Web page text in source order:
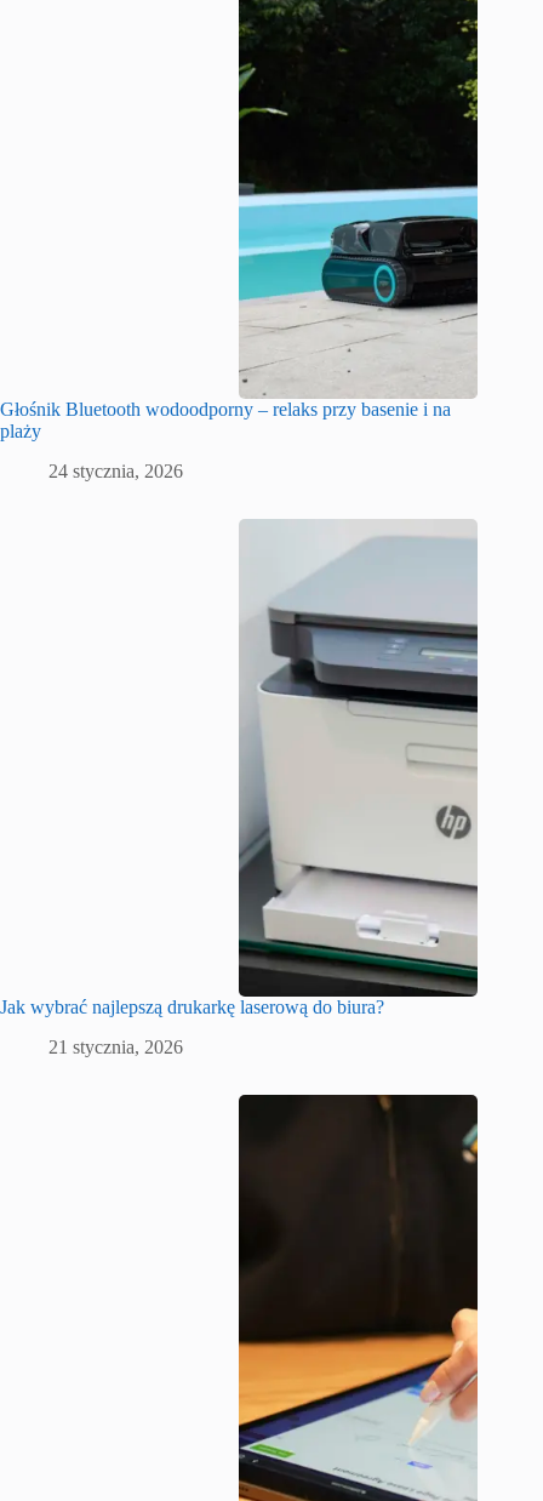
Głośnik Bluetooth wodoodporny – relaks przy basenie i na
plaży
24 stycznia, 2026
Jak wybrać najlepszą drukarkę laserową do biura?
21 stycznia, 2026